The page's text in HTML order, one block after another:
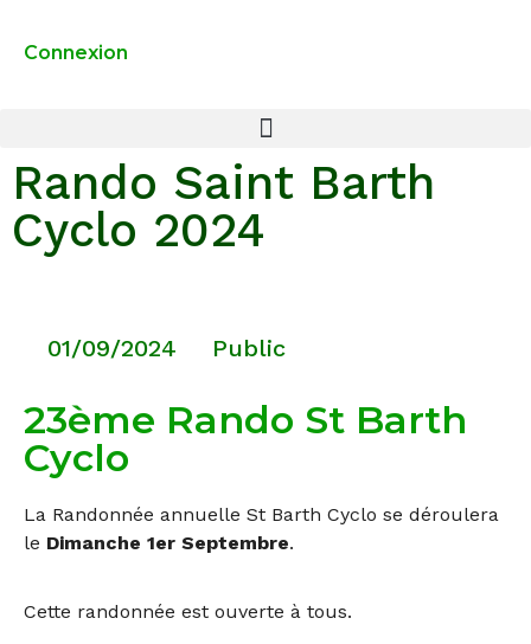
Connexion
Rando Saint Barth
Cyclo 2024
01/09/2024 Public
23ème Rando St Barth
Cyclo
La Randonnée annuelle St Barth Cyclo se déroulera
le Dimanche 1er Septembre.
Cette randonnée est ouverte à tous.